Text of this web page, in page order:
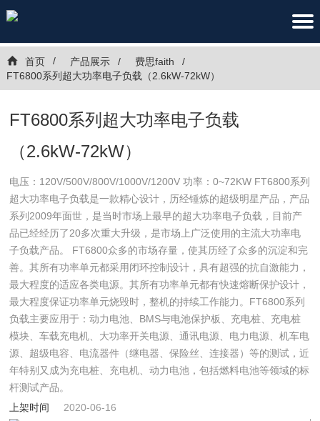
首页 产品展示
费思faith
FT6800系列超大功率电子负载（2.6kW-72kW）
FT6800系列超大功率电子负载
（2.6kW-72kW）
电压：120V/500V/800V/1000V/1200V 功率：0~72KW FT6800系列
超大功率电子负载是一款精心设计，历经锤炼的超级明星产品，产品
系列2009年面世，是当时市场上最早的超大功率电子负载，目前产
品已经经历了20多次重大升级，是市场上广泛使用的主流大功率电
子负载产品。 FT6800众多的市场存量，使其历经了众多的沉淀和完
善。其所有功率单元都采用闭环控制设计，具有超强的抗自激能力，
最大程度的适应各类电源。其所有功率单元都有快速熔断保护设计，
最大程度保证功率单元烧毁时，整机的持续工作能力。FT6800系列
负载主要应用于：动力电池、BMS与电池保护板、充电桩、充电桩
模块、车载充电机、大功率开关电源、通讯电源、电力电源、机车电
源、超级电容、电流器件（继电器、保险丝、连接器）等的测试，近
年特别又成为充电桩、充电机、动力电池，包括燃料电池等领域的标
杆测试产品。
上架时间
2020-06-16